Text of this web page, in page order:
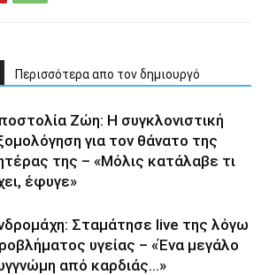
Περισσότερα απο τον δημιουργό
Ζώη: Η συγκλονιστική
για τον θάνατο της
της – «Μόλις κατάλαβε τι
έφυγε»
Σταμάτησε live της λόγω
υγείας – «Ένα μεγάλο
από καρδιάς…»